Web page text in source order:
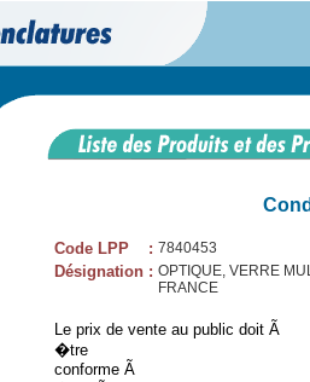
Code LPP : 7840453
Désignation : OPTIQUE, VERRE
FRANCE
Le prix de vente au public doit Ã
�tre
conforme Ã